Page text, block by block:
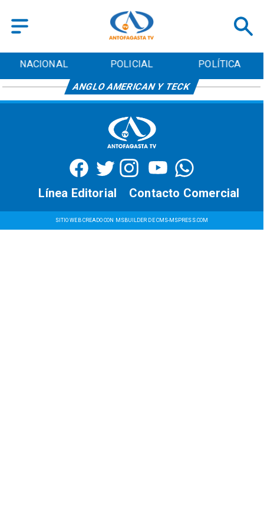
NACIONAL POLICIAL POLÍTICA
ANGLO AMERICAN Y TECK
SITIO WEB CREADO CON MSBUILDER DE CMS-MSPRESS.COM
Contacto Comercial
Línea Editorial